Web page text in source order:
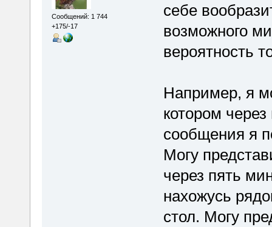
Сообщений: 1 744
+175/-17
себе
возможного
вероятность
Например, я
котором
сообщения я
Могу
через пять
нахожусь
стол. Могу